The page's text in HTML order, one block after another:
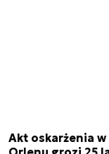
Akt oskarżenia w